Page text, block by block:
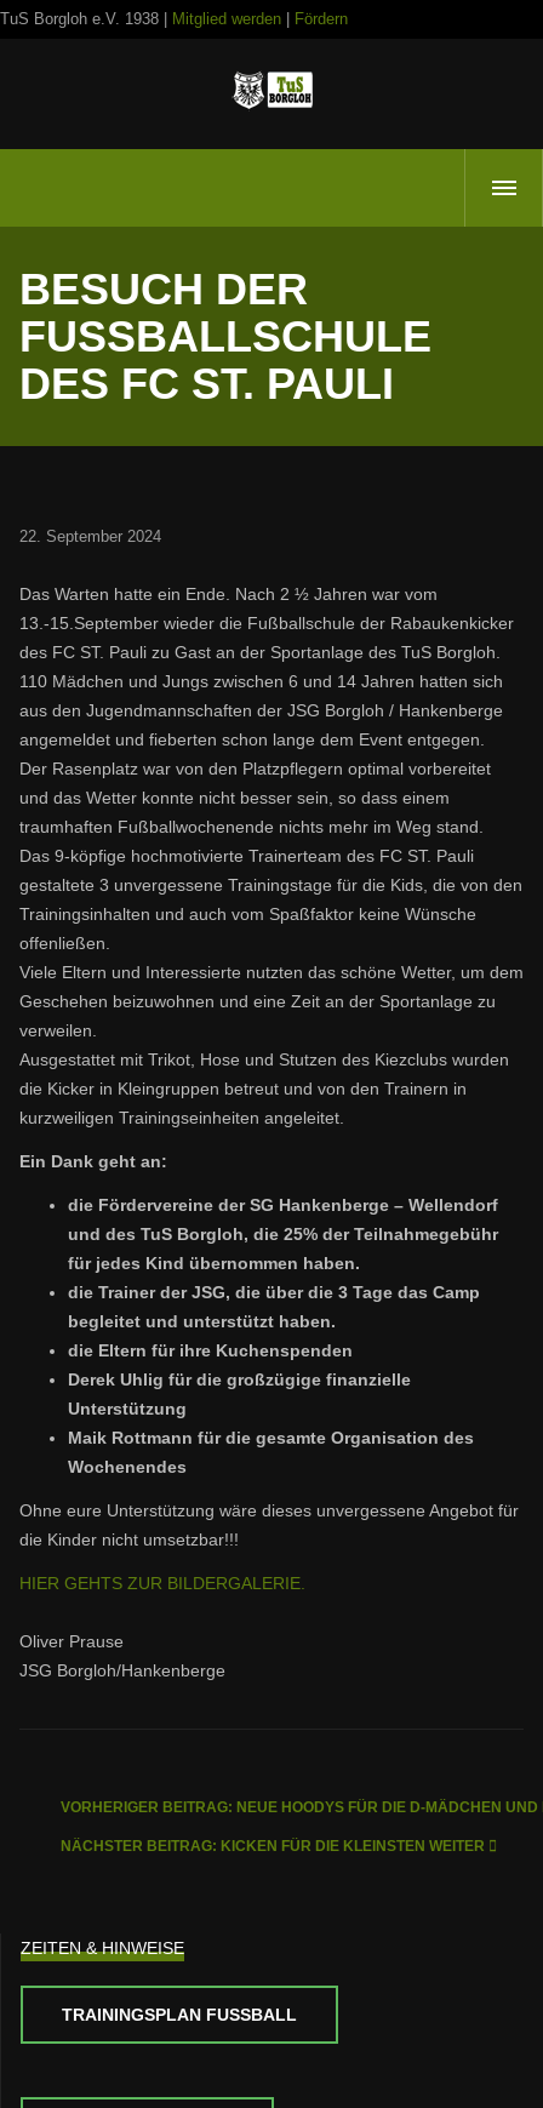
TuS Borgloh e.V. 1938 | Mitglied werden Fördern
BESUCH DER
FUSSBALLSCHULE D
ES FC ST. PAULI
22. September 2024
Das Warten hatte ein Ende. Nach 2 ½ Jahren war vom
13.-15.September wieder die Fußballschule der Rabaukenkicker
des FC ST. Pauli zu Gast an der Sportanlage des TuS Borgloh.
110 Mädchen und Jungs zwischen 6 und 14 Jahren hatten sich
aus den Jugendmannschaften der JSG Borgloh / Hankenberge
angemeldet und fieberten schon lange dem Event entgegen.
Der Rasenplatz war von den Platzpflegern optimal vorbereitet
und das Wetter konnte nicht besser sein, so dass einem
traumhaften Fußballwochenende nichts mehr im Weg stand.
Das 9-köpfige hochmotivierte Trainerteam des FC ST. Pauli
gestaltete 3 unvergessene Trainingstage für die Kids, die von den
Trainingsinhalten und auch vom Spaßfaktor keine Wünsche
offenließen.
Viele Eltern und Interessierte nutzten das schöne Wetter, um dem
Geschehen beizuwohnen und eine Zeit an der Sportanlage zu
verweilen.
Ausgestattet mit Trikot, Hose und Stutzen des Kiezclubs wurden
die Kicker in Kleingruppen betreut und von den Trainern in
kurzweiligen Trainingseinheiten angeleitet.
Ein Dank geht an:
die Fördervereine der SG Hankenberge – Wellendorf
und des TuS Borgloh, die 25% der Teilnahmegebühr
für jedes Kind übernommen haben.
die Trainer der JSG, die über die 3 Tage das Camp
begleitet und unterstützt haben.
die Eltern für ihre Kuchenspenden
Derek Uhlig für die großzügige finanzielle
Unterstützung
Maik Rottmann für die gesamte Organisation des
Wochenendes
Ohne eure Unterstützung wäre dieses unvergessene Angebot für
die Kinder nicht umsetzbar!!!
HIER GEHTS ZUR BILDERGALERIE.
Oliver Prause
JSG Borgloh/Hankenberge
VORHERIGER BEITRAG: NEUE HOODYS FÜR DIE D-MÄDCHEN
NÄCHSTER BEITRAG: KICKEN FÜR DIE KLEINSTEN WEITER
ZEITEN & HINWEISE
TRAININGSPLAN FUSSBALL